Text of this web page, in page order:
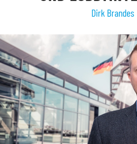
STELLENPORTAL
MEDIATHEK
Dirk Brandes